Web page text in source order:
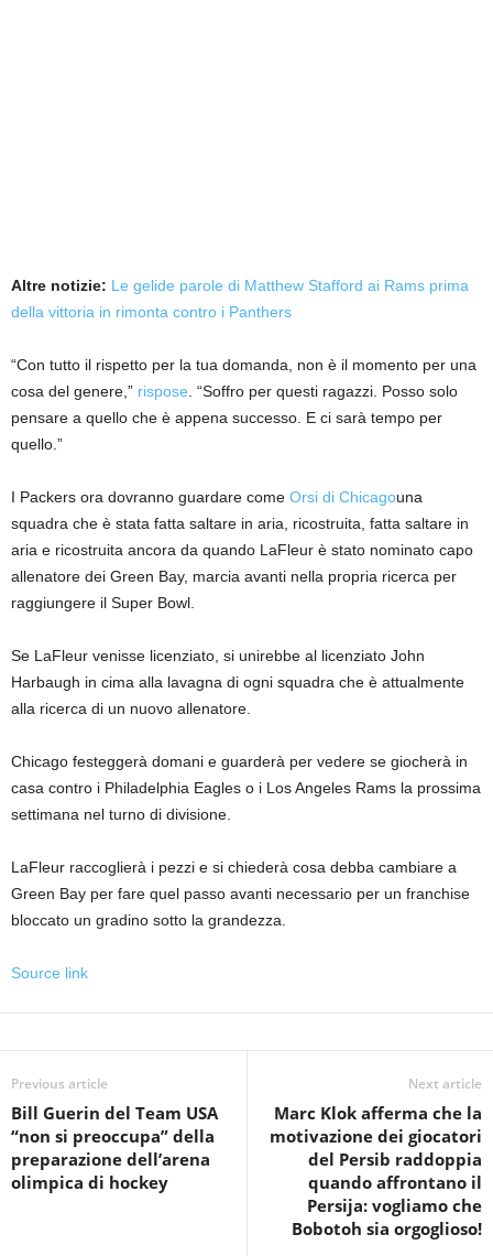
Altre notizie: Le gelide parole di Matthew Stafford ai Rams prima
della vittoria in rimonta contro i Panthers
“Con tutto il rispetto per la tua domanda, non è il momento per una
cosa del genere,” rispose. “Soffro per questi ragazzi. Posso solo
pensare a quello che è appena successo. E ci sarà tempo per
quello.”
I Packers ora dovranno guardare come Orsi di Chicagouna
squadra che è stata fatta saltare in aria, ricostruita, fatta saltare in
aria e ricostruita ancora da quando LaFleur è stato nominato capo
allenatore dei Green Bay, marcia avanti nella propria ricerca per
raggiungere il Super Bowl.
Se LaFleur venisse licenziato, si unirebbe al licenziato John
Harbaugh in cima alla lavagna di ogni squadra che è attualmente
alla ricerca di un nuovo allenatore.
Chicago festeggerà domani e guarderà per vedere se giocherà in
casa contro i Philadelphia Eagles o i Los Angeles Rams la prossima
settimana nel turno di divisione.
LaFleur raccoglierà i pezzi e si chiederà cosa debba cambiare a
Green Bay per fare quel passo avanti necessario per un franchise
bloccato un gradino sotto la grandezza.
Source link
Previous article
Bill Guerin del Team USA
“non si preoccupa” della
preparazione dell’arena
olimpica di hockey
Next article
Marc Klok afferma che la
motivazione dei giocatori
del Persib raddoppia
quando affrontano il
Persija: vogliamo che
Bobotoh sia orgoglioso!